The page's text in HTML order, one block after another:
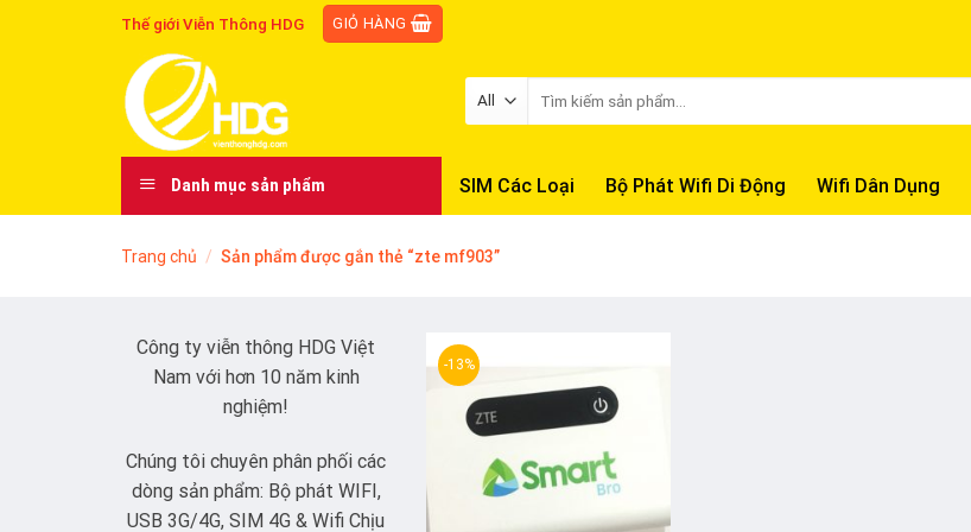
Thế giới Viễn Thông HDG GIỎ HÀNG
Danh mục sản phẩm SIM Các Loại Bộ Phát Wifi Di Động Wifi Dân Dụng
Trang chủ / Sản phẩm được gắn thẻ “zte mf903”
Công ty viễn thông HDG Việt
Nam với hơn 10 năm kinh
nghiệm!
Chúng tôi chuyên phân phối các
dòng sản phẩm: Bộ phát WIFI,
USB 3G/4G, SIM 4G & Wifi Chịu
-13%